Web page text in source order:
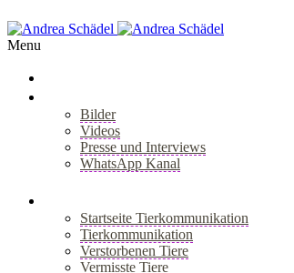
Menu
Bilder
Videos
Presse und Interviews
WhatsApp Kanal
Startseite Tierkommunikation
Tierkommunikation
Verstorbenen Tiere
Vermisste Tiere